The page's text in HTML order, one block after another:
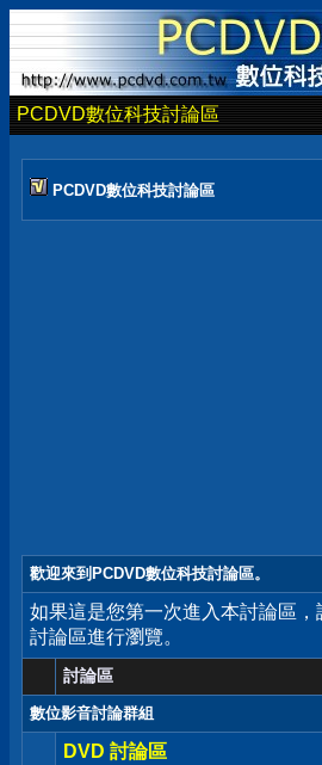
PCDVD數位科技討論區
PCDVD數位科技討論區
歡迎來到PCDVD數位科技討論區。
如果這是您第一次進入本討論區，
討論區進行瀏覽。
討論區
數位影音討論群組
DVD 討論區